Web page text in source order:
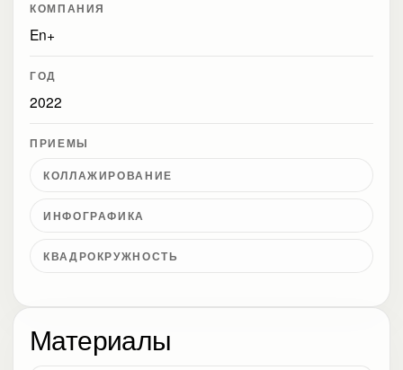
КОМПАНИЯ
En+
ГОД
2022
ПРИЕМЫ
КОЛЛАЖИРОВАНИЕ
ИНФОГРАФИКА
КВАДРОКРУЖНОСТЬ
Материалы